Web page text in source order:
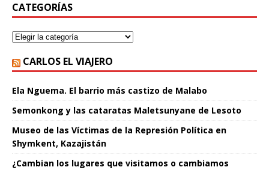
CATEGORÍAS
CARLOS EL VIAJERO
Ela Nguema. El barrio más castizo de Malabo
Semonkong y las cataratas Maletsunyane de Lesoto
Museo de las Víctimas de la Represión Política en
Shymkent, Kazajistán
¿Cambian los lugares que visitamos o cambiamos